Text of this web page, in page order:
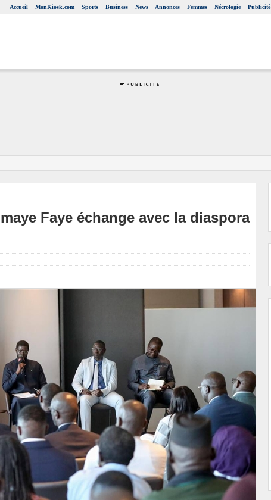
Accueil MonKiosk.com Sports Business News Annonces Femmes Nécrologie Publicité
Faye échange avec la diaspora